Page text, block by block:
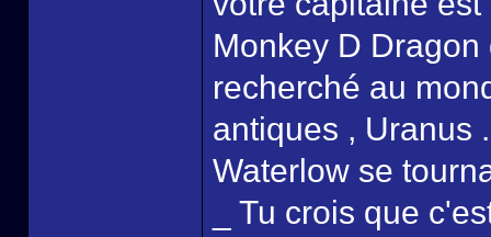
Monkey D
recherché au
antiques , Uranus
Waterlow se
_ Tu crois que